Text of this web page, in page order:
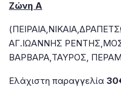
Ζώνη Α
ΑΓ.ΙΩΑΝΝΗΣ
ΒΑΡΒΑΡΑ,ΤΑΥΡΟΣ,
Ελάχιστη παραγγελία